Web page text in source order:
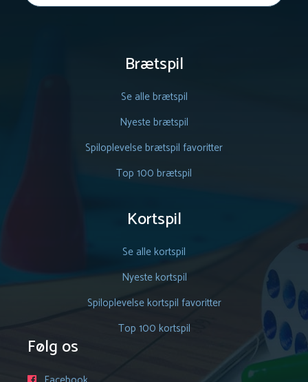
Brætspil
Se alle brætspil
Nyeste brætspil
Spiloplevelse brætspil favoritter
Top 100 brætspil
Kortspil
Se alle kortspil
Nyeste kortspil
Spiloplevelse kortspil favoritter
Top 100 kortspil
Følg os
